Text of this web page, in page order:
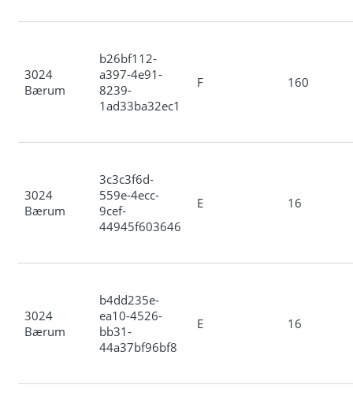
3024
Bærum
b26bf112-
a397-4e91-
8239-
1ad33ba32ec1
F 160
3024
Bærum
3c3c3f6d-
559e-4ecc-
9cef-
44945f603646
E 16
3024
Bærum
b4dd235e-
ea10-4526-
bb31-
44a37bf96bf8
E 16